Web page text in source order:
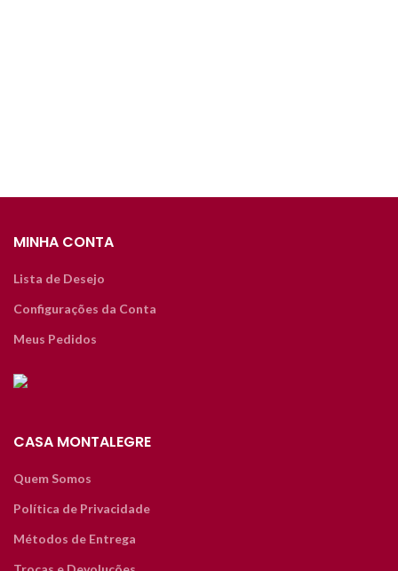
MINHA CONTA
Lista de Desejo
Configurações da Conta
Meus Pedidos
CASA MONTALEGRE
Quem Somos
Política de Privacidade
Métodos de Entrega